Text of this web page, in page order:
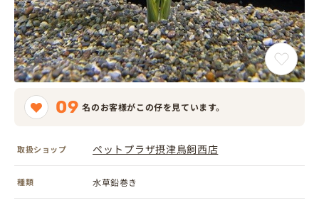
09 名のお客様がこの仔を見ています。
取扱ショップ ペットプラザ摂津鳥飼西店
種類 水草鉛巻き